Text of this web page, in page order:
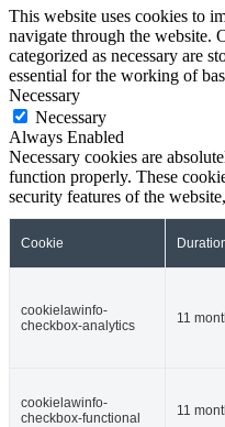
This website uses cookies to
navigate through the website.
categorized as necessary are
essential for the working of
Necessary
Necessary
Always Enabled
Necessary cookies are
function properly. These
security features of the
Cookie
cookielawinfo-
checkbox-analytics
11
cookielawinfo-
checkbox-functional
11